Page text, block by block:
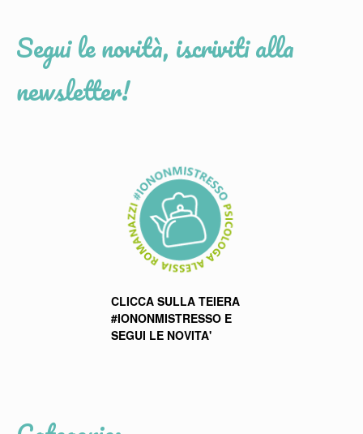
Segui le novità, iscriviti alla
newsletter!
CLICCA SULLA TEIERA
#IONONMISTRESSO E
SEGUI LE NOVITA'